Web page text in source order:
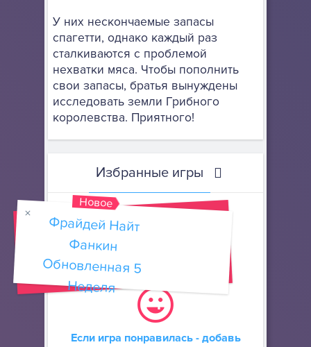
У них нескончаемые запасы
спагетти, однако каждый раз
сталкиваются с проблемой
нехватки мяса. Чтобы пополнить
свои запасы, братья вынуждены
исследовать земли Грибного
королевства. Приятного!
Избранные игры
Добавить
в избранные
Если игра понравилась - добавь
Новое
Фрайдей Найт
Фанкин
Обновленная 5
Неделя